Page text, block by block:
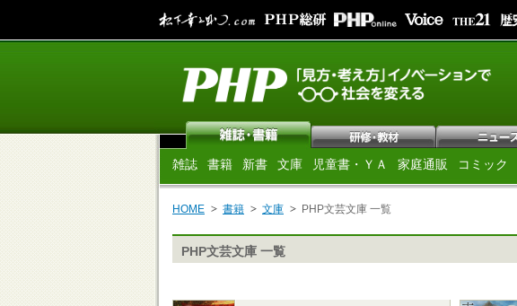
雑誌 書籍 新書 文庫 児童書・ＹＡ 家庭通販 コミック
HOME 書籍 文庫 PHP文芸文庫 一覧
PHP文芸文庫 一覧